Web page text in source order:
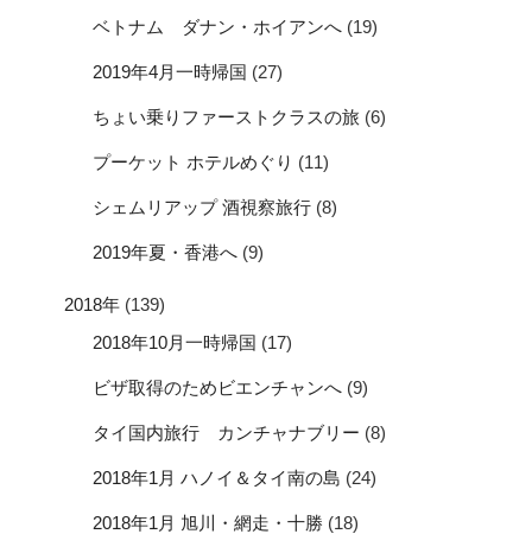
ベトナム ダナン・ホイアンへ (19)
2019年4月一時帰国 (27)
ちょい乗りファーストクラスの旅 (6)
プーケット ホテルめぐり (11)
シェムリアップ 酒視察旅行 (8)
2019年夏・香港へ (9)
2018年 (139)
2018年10月一時帰国 (17)
ビザ取得のためビエンチャンへ (9)
タイ国内旅行 カンチャナブリー (8)
2018年1月 ハノイ＆タイ南の島 (24)
2018年1月 旭川・網走・十勝 (18)